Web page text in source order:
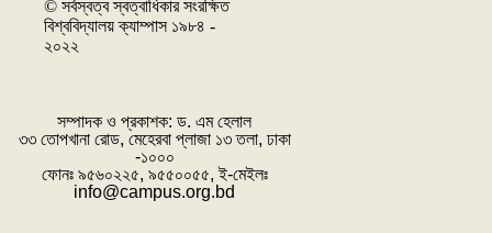
© সর্বস্বত্ব স্বত্বাধিকার সংরক্ষিত
বিশ্ববিদ্যালয় ক্যাম্পাস ১৯৮৪ -
২০২২
সম্পাদক ও প্রকাশক: ‌ড. এম হেলাল
৩৩ তোপখানা রোড, মেহেরবা প্লাজা ১৩ তলা, ঢাকা
-১০০০
ফোনঃ ৯৫৬০২২৫, ৯৫৫০০৫৫, ই-মেইলঃ
info@campus.org.bd